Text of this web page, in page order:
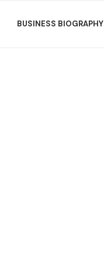
BUSINESS BIOGRAPHY